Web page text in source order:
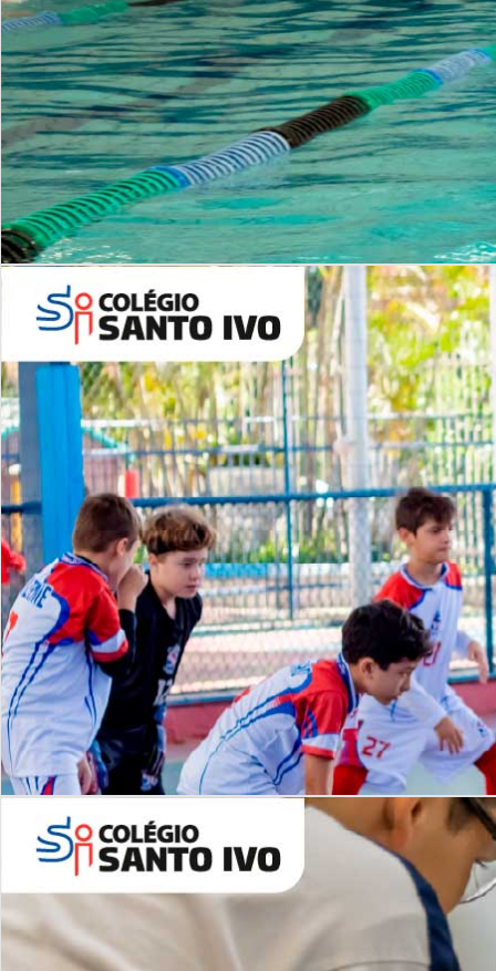
Período Integral | Saiba mais
Desafios | Saiba mais
INSTITUCIONAL
Lista de vídeos
NOSSOCANAL